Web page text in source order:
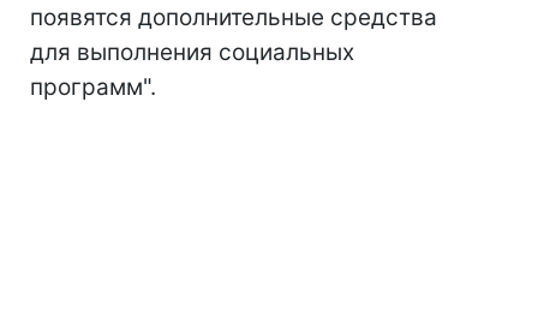
появятся дополнительные средства
для выполнения социальных
программ".